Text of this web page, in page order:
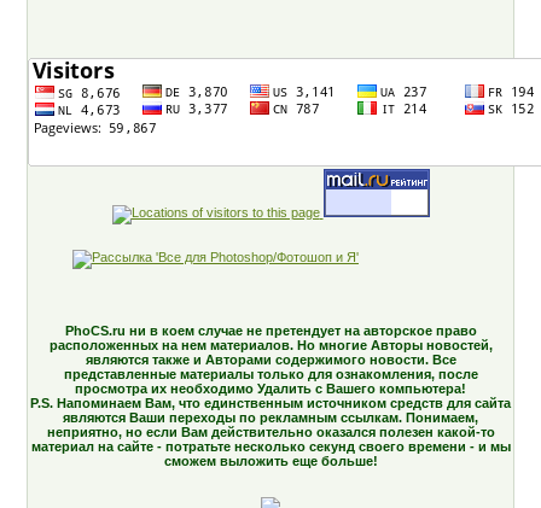
PhoCS.ru ни в коем случае не претендует на авторское право
расположенных на нем материалов. Но многие Авторы новостей,
являются также и Авторами содержимого новости. Все
представленные материалы только для ознакомления, после
просмотра их необходимо Удалить с Вашего компьютера!
P.S. Напоминаем Вам, что единственным источником средств для сайта
являются Ваши переходы по рекламным ссылкам. Понимаем,
неприятно, но если Вам действительно оказался полезен какой-то
материал на сайте - потратьте несколько секунд своего времени - и мы
сможем выложить еще больше!